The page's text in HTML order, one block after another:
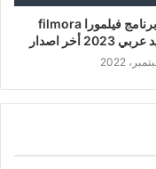
تحميل برنامج فيلمورا filmora
أخر اصدار